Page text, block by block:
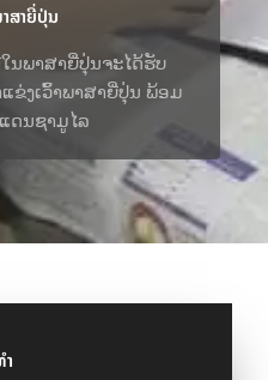
ສາຍີ່ປຸ່ນ
ພາສາຍີ່ປຸ່ນຈະໄດ້ຮັບ
ຂ່ງເວົ້າພາສາຍີ່ປຸ່ນ ພ້ອມ
ດນຊາມູໄລ